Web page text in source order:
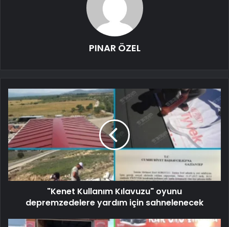
PINAR ÖZEL
"Kenet Kullanım Kılavuzu" oyunu
depremzedelere yardım için sahnelenecek